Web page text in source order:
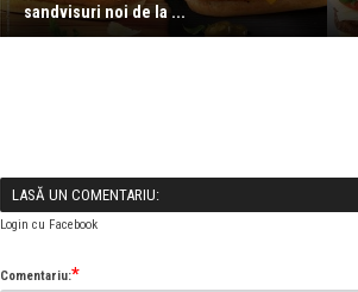
sandvisuri noi de la ...
LASĂ UN COMENTARIU:
Login cu Facebook
Comentariu:*